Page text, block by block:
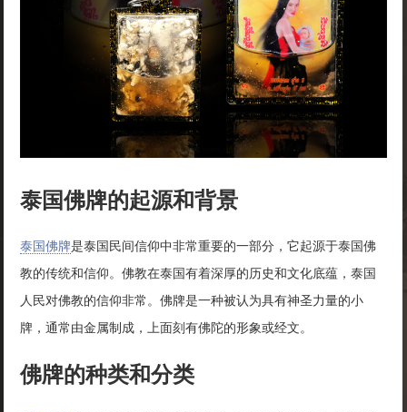
泰国佛牌的起源和背景
泰国佛牌是泰国民间信仰中非常重要的一部分，它起源于泰国佛
教的传统和信仰。佛教在泰国有着深厚的历史和文化底蕴，泰国
人民对佛教的信仰非常。佛牌是一种被认为具有神圣力量的小
牌，通常由金属制成，上面刻有佛陀的形象或经文。
佛牌的种类和分类